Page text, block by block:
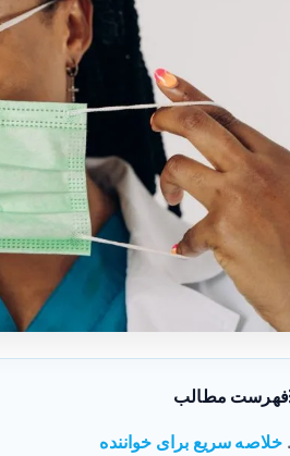
فهرست مطالب
خلاصه سریع برای خواننده